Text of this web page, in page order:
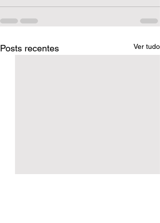
Posts recentes Ver tudo